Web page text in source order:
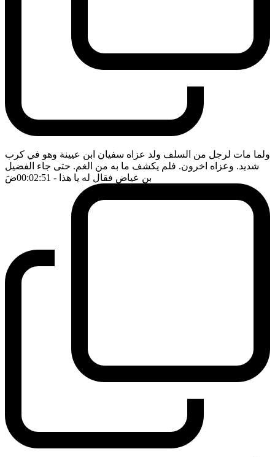
ولما مات لرجل من السلف ولد عزاه سفيان ابن عيينة وهو في كرب
شديد. وعزاه اخرون. فلم يكشف ما به من الغم. حتى جاء الفضيل
بن عياض فقال له يا هذا - 00:02:51 ضَ